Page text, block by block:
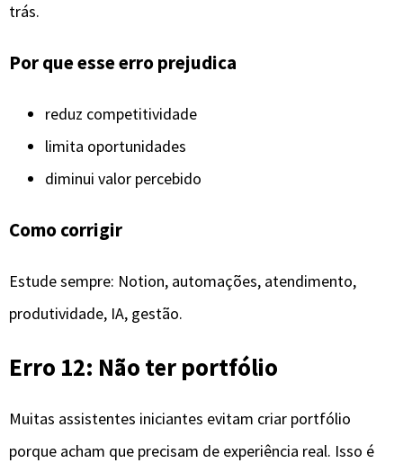
trás.
Por que esse erro prejudica
reduz competitividade
limita oportunidades
diminui valor percebido
Como corrigir
Estude sempre: Notion, automações, atendimento,
produtividade, IA, gestão.
Erro 12: Não ter portfólio
Muitas assistentes iniciantes evitam criar portfólio
porque acham que precisam de experiência real. Isso é